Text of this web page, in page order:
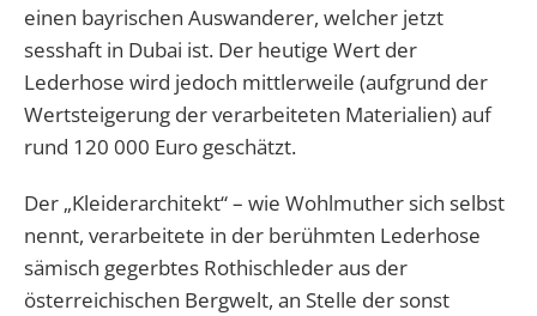
einen bayrischen Auswanderer, welcher jetzt
sesshaft in Dubai ist. Der heutige Wert der
Lederhose wird jedoch mittlerweile (aufgrund der
Wertsteigerung der verarbeiteten Materialien) auf
rund 120 000 Euro geschätzt.
Der „Kleiderarchitekt“ – wie Wohlmuther sich selbst
nennt, verarbeitete in der berühmten Lederhose
sämisch gegerbtes Rothischleder aus der
österreichischen Bergwelt, an Stelle der sonst